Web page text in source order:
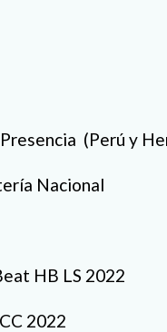
(Perú y
Nacional
HB LS 2022
2022